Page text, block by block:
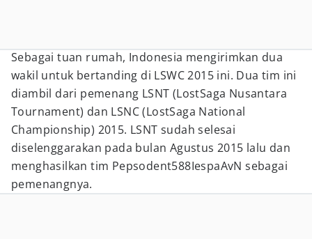
Sebagai tuan rumah, Indonesia mengirimkan dua
wakil untuk bertanding di LSWC 2015 ini. Dua tim ini
diambil dari pemenang LSNT (LostSaga Nusantara
Tournament) dan LSNC (LostSaga National
Championship) 2015. LSNT sudah selesai
diselenggarakan pada bulan Agustus 2015 lalu dan
menghasilkan tim Pepsodent588IespaAvN sebagai
pemenangnya.